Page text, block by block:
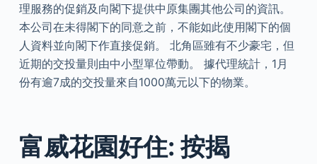
理服務的促銷及向閣下提供中原集團其他公司的資訊。
本公司在未得閣下的同意之前，不能如此使用閣下的個
人資料並向閣下作直接促銷。 北角區雖有不少豪宅，但
近期的交投量則由中小型單位帶動。 據代理統計，1月
份有逾7成的交投量來自1000萬元以下的物業。
富威花園好住: 按揭